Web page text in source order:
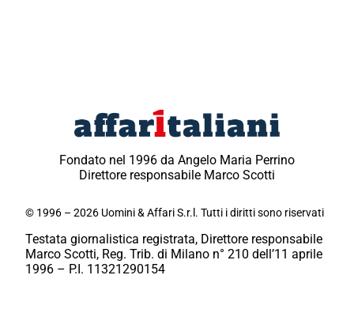
Fondato nel 1996 da Angelo Maria Perrino
Direttore responsabile Marco Scotti
© 1996 – 2026 Uomini & Affari S.r.l. Tutti i diritti sono riservati
Testata giornalistica registrata, Direttore responsabile
Marco Scotti, Reg. Trib. di Milano n° 210 dell’11 aprile
1996 – P.I. 11321290154